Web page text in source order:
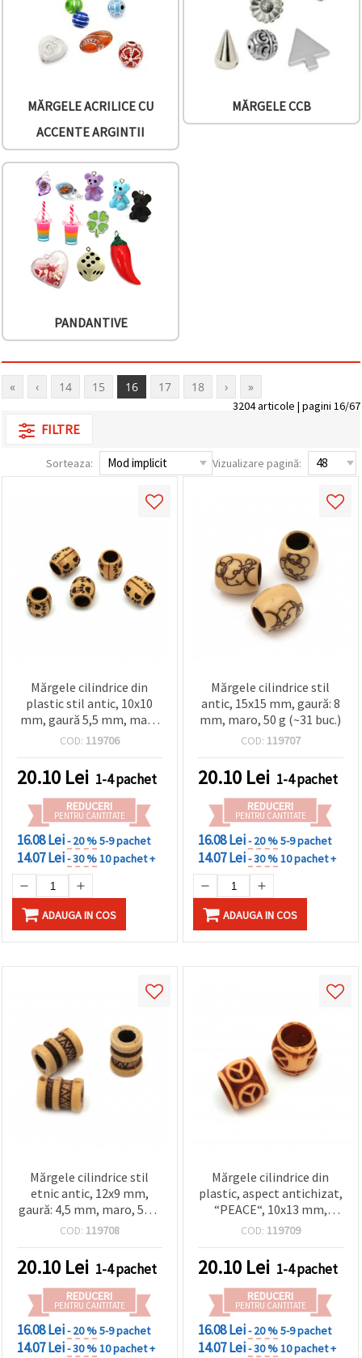
MĂRGELE ACRILICE CU
ACCENTE ARGINTII
MĂRGELE CCB
PANDANTIVE
« ‹ 14 15 16 17 18 › »
3204 articole | pagini 16/67
FILTRE
Sorteaza: Vizualizare pagină:
Mărgele cilindrice din
plastic stil antic, 10x10
mm, gaură 5,5 mm, maro
- 50 g (~110 buc.)
COD: 119706
20.10 Lei 1-4 pachet
REDUCERI
PENTRU CANTITATE
16.08 Lei- 20 %5-9 pachet
14.07 Lei- 30 %10 pachet +
ADAUGA IN COS
Mărgele cilindrice stil
antic, 15x15 mm, gaură: 8
mm, maro, 50 g (~31 buc.)
COD: 119707
20.10 Lei 1-4 pachet
REDUCERI
PENTRU CANTITATE
16.08 Lei- 20 %5-9 pachet
14.07 Lei- 30 %10 pachet +
ADAUGA IN COS
Mărgele cilindrice stil
etnic antic, 12x9 mm,
gaură: 4,5 mm, maro, 50 g
(~85 buc)
COD: 119708
20.10 Lei 1-4 pachet
REDUCERI
PENTRU CANTITATE
16.08 Lei- 20 %5-9 pachet
14.07 Lei- 30 %10 pachet +
Mărgele cilindrice din
plastic, aspect antichizat,
“PEACE“, 10x13 mm,
gaură 7,5 mm, 50 g (~100
COD: 119709
20.10 Lei 1-4 pachet
REDUCERI
PENTRU CANTITATE
16.08 Lei- 20 %5-9 pachet
14.07 Lei- 30 %10 pachet +